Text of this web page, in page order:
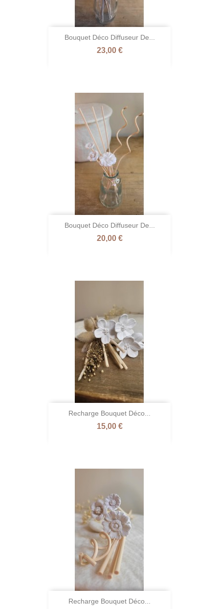
Bouquet Déco Diffuseur De...
Prix
23,00 €
Bouquet Déco Diffuseur De...
Prix
20,00 €
Recharge Bouquet Déco...
Prix
15,00 €
Recharge Bouquet Déco...